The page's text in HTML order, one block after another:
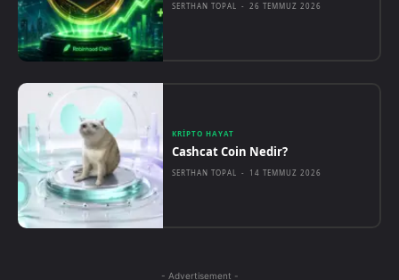
SERTHAN TOPAL - 26 TEMMUZ 2026
KRIPTO HAYAT
Cashcat Coin Nedir?
SERTHAN TOPAL - 14 TEMMUZ 2026
- Advertisement -